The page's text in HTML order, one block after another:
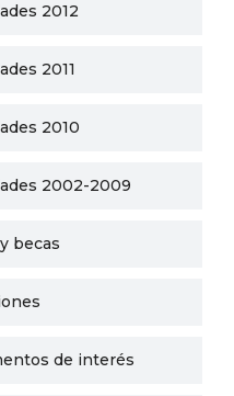
2012
2011
2010
2002-2009
becas
de interés